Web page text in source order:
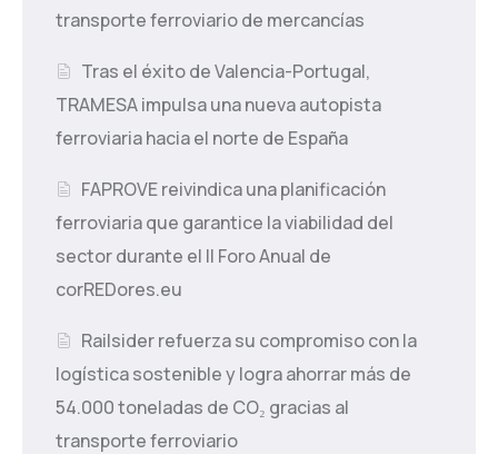
transporte ferroviario de mercancías
Tras el éxito de Valencia-Portugal,
TRAMESA impulsa una nueva autopista
ferroviaria hacia el norte de España
FAPROVE reivindica una planificación
ferroviaria que garantice la viabilidad del
sector durante el II Foro Anual de
corREDores.eu
Railsider refuerza su compromiso con la
logística sostenible y logra ahorrar más de
54.000 toneladas de CO₂ gracias al
transporte ferroviario